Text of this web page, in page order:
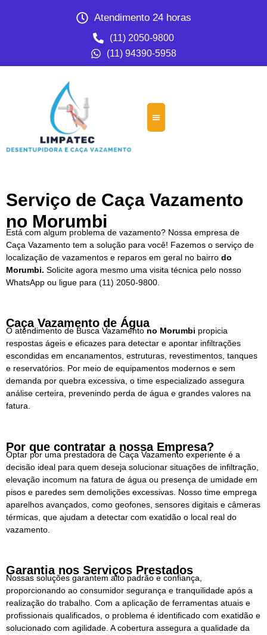
Atendimento 24 horas
(11) 2050-9800
(11) 94390-5958
Serviço de Caça Vazamento
no Morumbi
Está com algum problema de vazamento? Nossa empresa de
Caça Vazamento tem a solução para você! Fazemos o serviço de
localização de vazamentos e reparos em geral no bairro do
Morumbi. Solicite agora mesmo uma visita técnica pelo nosso
WhatsApp ou ligue para (11) 2050-9800.
Caça Vazamento de Água
O atendimento de Busca Vazamento no Morumbi propicia
respostas ágeis e eficazes para detectar e apontar infiltrações
escondidas em encanamentos, estruturas, revestimentos, tanques
e reservatórios. Por meio de equipamentos modernos e sem
demanda por quebra excessiva, o time especializado assegura
análise certeira, prevenindo perda de água e grandes valores na
fatura.
Por que contratar a nossa Empresa?
Optar por uma prestadora de Caça Vazamento experiente é a
decisão ideal para quem deseja solucionar situações de infiltração,
elevação incomum na fatura de água ou presença de umidade em
pisos e paredes sem demolições excessivas. Nosso time emprega
aparelhos avançados, como geofones, sensores digitais e câmeras
térmicas, que ajudam a detectar com exatidão o local real do
vazamento.
Garantia nos Serviços Prestados
Nossas soluções garantem alto padrão e confiança,
proporcionando ao consumidor segurança e tranquilidade após a
realização do trabalho. Com a aplicação de ferramentas atuais e
profissionais qualificados, o problema é identificado com exatidão e
solucionado com agilidade. A cobertura assegura a qualidade da